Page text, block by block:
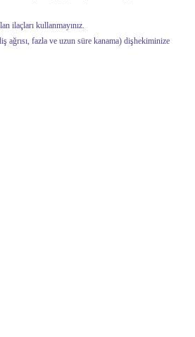
ilaçları kullanmayınız.
ağrısı, fazla ve uzun süre kanama) dişhekiminize